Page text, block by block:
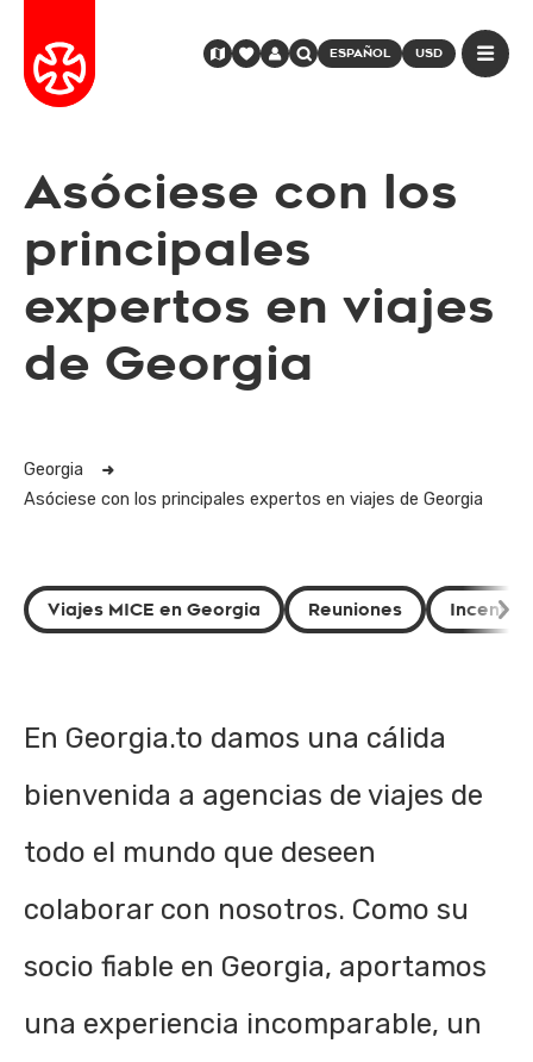
ESPAÑOL USD
Asóciese con los
principales
expertos en viajes
de Georgia
Georgia
Asóciese con los principales expertos en viajes de Georgia
Viajes MICE en Georgia Reuniones
En Georgia.to damos una cálida
bienvenida a agencias de viajes de
todo el mundo que deseen
colaborar con nosotros. Como su
socio fiable en Georgia, aportamos
una experiencia incomparable, un